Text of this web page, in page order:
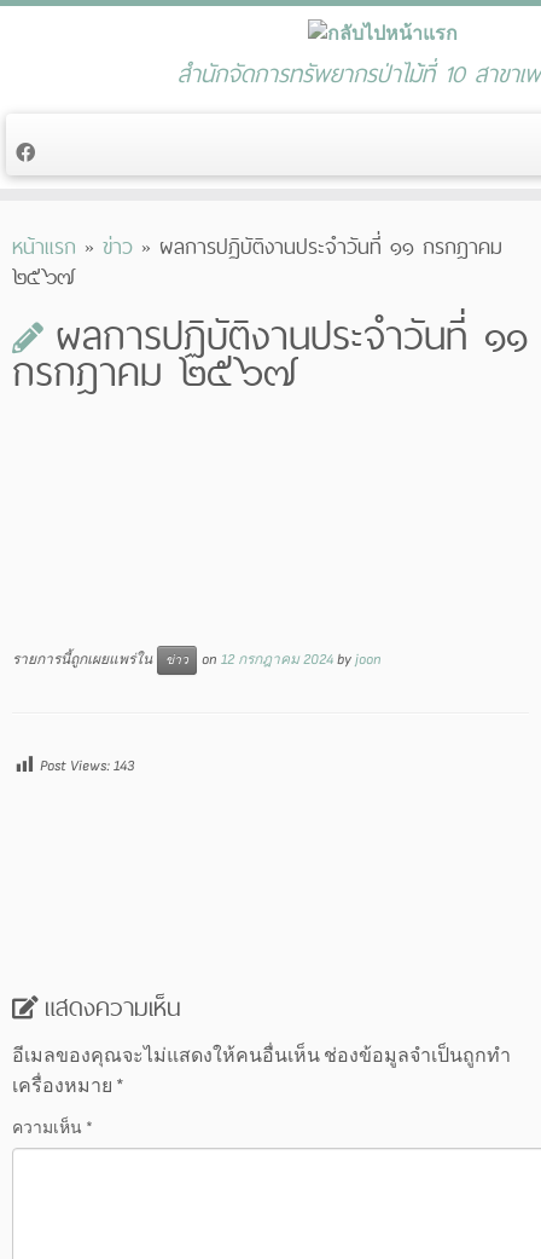
to
content
สำนักจัดการทรัพยากรป่าไม้ที่ 10 สาขาเ
หน้าแรก » ข่าว » ผลการปฏิบัติงานประจำวันที่ ๑๑ กรกฎาคม
๒๕๖๗
ผลการปฏิบัติงานประจำวันที่ ๑๑
กรกฎาคม ๒๕๖๗
รายการนี้ถูกเผยแพร่ใน ข่าว on 12 กรกฎาคม 2024 by joon
Post Views: 143
แสดงความเห็น
อีเมลของคุณจะไม่แสดงให้คนอื่นเห็น ช่องข้อมูลจำเป็นถูกทำ
เครื่องหมาย *
ความเห็น *